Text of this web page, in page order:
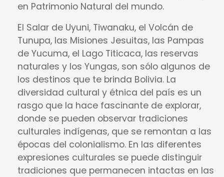
en Patrimonio Natural del mundo.
El Salar de Uyuni, Tiwanaku, el Volcán de
Tunupa, las Misiones Jesuitas, las Pampas
de Yucuma, el Lago Titicaca, las reservas
naturales y los Yungas, son sólo algunos de
los destinos que te brinda Bolivia. La
diversidad cultural y étnica del país es un
rasgo que la hace fascinante de explorar,
donde se pueden observar tradiciones
culturales indígenas, que se remontan a las
épocas del colonialismo. En las diferentes
expresiones culturales se puede distinguir
tradiciones que permanecen intactas en las